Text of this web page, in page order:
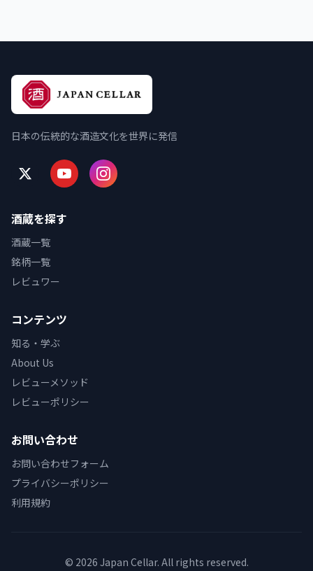
日本の伝統的な酒造文化を世界に発信
酒蔵を探す
酒蔵一覧
銘柄一覧
レビュワー
コンテンツ
知る・学ぶ
About Us
レビューメソッド
レビューポリシー
お問い合わせ
お問い合わせフォーム
プライバシーポリシー
利用規約
© 2026 Japan Cellar. All rights reserved.